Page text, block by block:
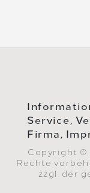
Service,
Firma,
Copyright ©
Rechte
zzgl. der